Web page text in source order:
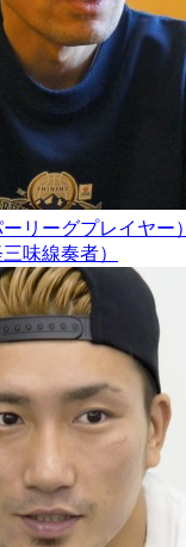
リーグプレイヤー）
味線奏者）